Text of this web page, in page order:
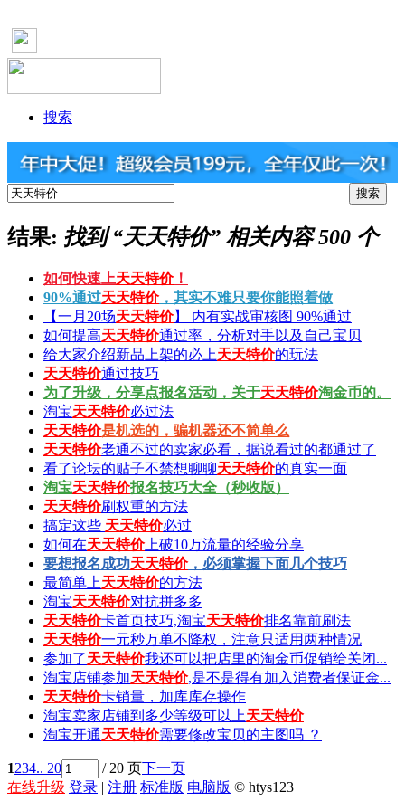
搜索
结果: 找到 “天天特价” 相关内容 500 个
如何快速上天天特价！
90%通过天天特价，其实不难只要你能照着做
【一月20场天天特价】 内有实战审核图 90%通过
如何提高天天特价通过率，分析对手以及自己宝贝
给大家介绍新品上架的必上天天特价的玩法
天天特价通过技巧
为了升级，分享点报名活动，关于天天特价淘金币的。
淘宝天天特价必过法
天天特价是机选的，骗机器还不简单么
天天特价老通不过的卖家必看，据说看过的都通过了
看了论坛的贴子不禁想聊聊天天特价的真实一面
淘宝天天特价报名技巧大全（秒收版）
天天特价刷权重的方法
搞定这些 天天特价必过
如何在天天特价上破10万流量的经验分享
要想报名成功天天特价，必须掌握下面几个技巧
最简单上天天特价的方法
淘宝天天特价对抗拼多多
天天特价卡首页技巧,淘宝天天特价排名靠前刷法
天天特价一元秒万单不降权，注意只适用两种情况
参加了天天特价我还可以把店里的淘金币促销给关闭...
淘宝店铺参加天天特价,是不是得有加入消费者保证金...
天天特价卡销量，加库库存操作
淘宝卖家店铺到多少等级可以上天天特价
淘宝开通天天特价需要修改宝贝的主图吗 ？
1234.. 20 / 20 页下一页
在线升级 登录 | 注册 标准版 电脑版 © htys123